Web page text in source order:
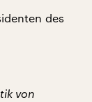
des
von